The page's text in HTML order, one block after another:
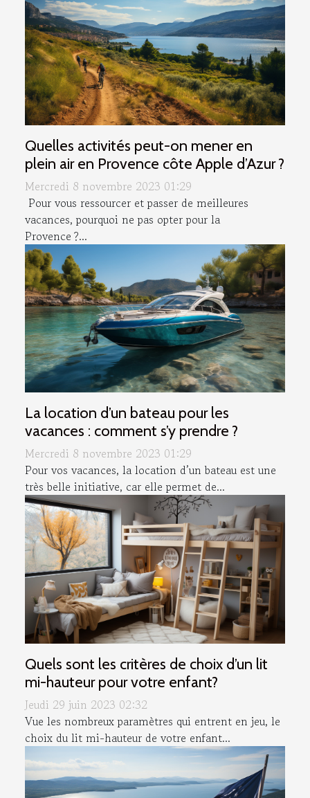
Quelles activités peut-on mener en
plein air en Provence côte Apple d’Azur ?
Mercredi 8 novembre 2023 01:29
Pour vous ressourcer et passer de meilleures
vacances, pourquoi ne pas opter pour la
Provence ?...
La location d’un bateau pour les
vacances : comment s’y prendre ?
Mercredi 8 novembre 2023 01:29
Pour vos vacances, la location d’un bateau est une
très belle initiative, car elle permet de...
Quels sont les critères de choix d’un lit
mi-hauteur pour votre enfant?
Jeudi 29 juin 2023 02:32
Vue les nombreux paramètres qui entrent en jeu, le
choix du lit mi-hauteur de votre enfant...